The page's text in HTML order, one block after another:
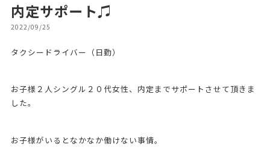
内定サポート♫
2022/09/25
タクシードライバー（日勤）
お子様２人シングル２０代女性、内定までサポートさせて頂きま
した。
お子様がいるとなかなか働けない事情。